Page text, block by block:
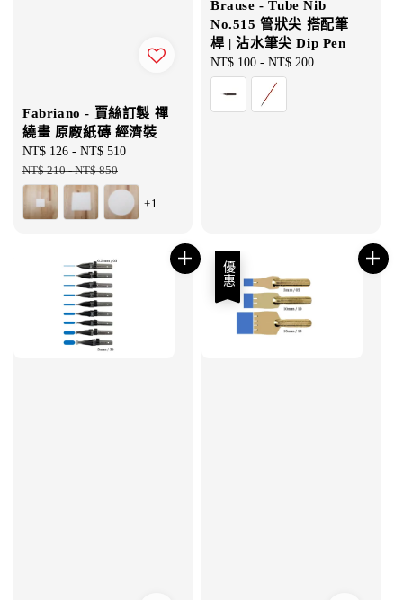
Fabriano - 賈絲訂製 禪
繞畫 原廠紙磚 經濟裝
Sale
price
NT$ 126 - NT$ 510
NT$ 210-NT$ 850
+1
Brause - Tube Nib
No.515 管狀尖 搭配筆
桿 | 沾水筆尖 Dip Pen
Regular
price
NT$ 100 - NT$ 200
優惠